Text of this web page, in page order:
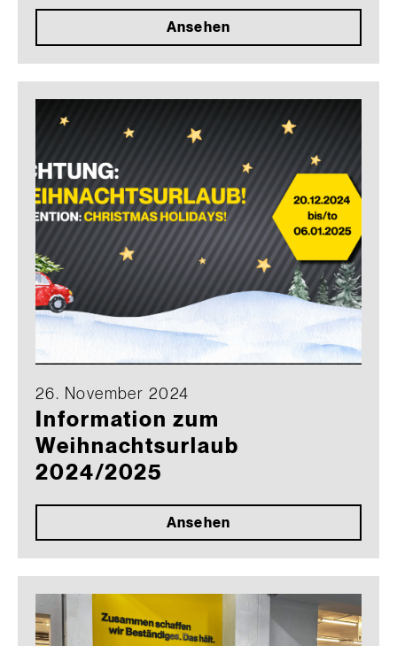
Ansehen
26. November 2024
Information zum
Weihnachtsurlaub
2024/2025
Ansehen